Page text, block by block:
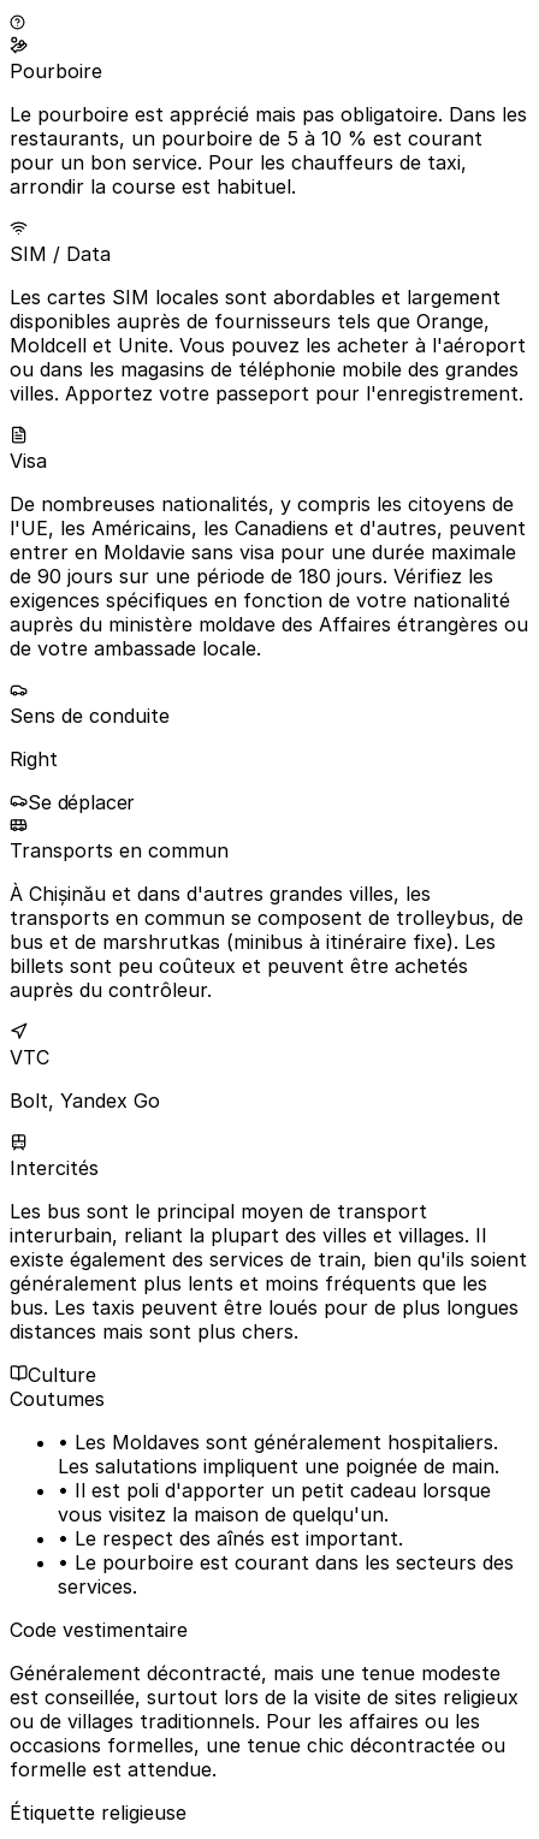
Pourboire
Le pourboire est apprécié mais pas obligatoire. Dans les
restaurants, un pourboire de 5 à 10 % est courant
pour un bon service. Pour les chauffeurs de taxi,
arrondir la course est habituel.
SIM / Data
Les cartes SIM locales sont abordables et largement
disponibles auprès de fournisseurs tels que Orange,
Moldcell et Unite. Vous pouvez les acheter à l'aéroport
ou dans les magasins de téléphonie mobile des grandes
villes. Apportez votre passeport pour l'enregistrement.
Visa
De nombreuses nationalités, y compris les citoyens de
l'UE, les Américains, les Canadiens et d'autres, peuvent
entrer en Moldavie sans visa pour une durée maximale
de 90 jours sur une période de 180 jours. Vérifiez les
exigences spécifiques en fonction de votre nationalité
auprès du ministère moldave des Affaires étrangères ou
de votre ambassade locale.
Sens de conduite
Right
Se déplacer
Transports en commun
À Chișinău et dans d'autres grandes villes, les
transports en commun se composent de trolleybus, de
bus et de marshrutkas (minibus à itinéraire fixe). Les
billets sont peu coûteux et peuvent être achetés
auprès du contrôleur.
VTC
Bolt, Yandex Go
Intercités
Les bus sont le principal moyen de transport
interurbain, reliant la plupart des villes et villages. Il
existe également des services de train, bien qu'ils soient
généralement plus lents et moins fréquents que les
bus. Les taxis peuvent être loués pour de plus longues
distances mais sont plus chers.
Culture
Coutumes
• Les Moldaves sont généralement hospitaliers.
Les salutations impliquent une poignée de main.
• Il est poli d'apporter un petit cadeau lorsque
vous visitez la maison de quelqu'un.
• Le respect des aînés est important.
• Le pourboire est courant dans les secteurs des
services.
Code vestimentaire
Généralement décontracté, mais une tenue modeste
est conseillée, surtout lors de la visite de sites religieux
ou de villages traditionnels. Pour les affaires ou les
occasions formelles, une tenue chic décontractée ou
formelle est attendue.
Étiquette religieuse